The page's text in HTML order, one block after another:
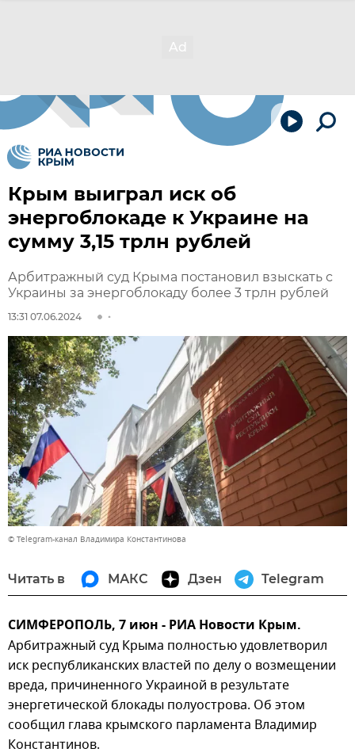
Крым выиграл иск об
энергоблокаде к Украине на
сумму 3,15 трлн рублей
Арбитражный суд Крыма постановил взыскать с
Украины за энергоблокаду более 3 трлн рублей
13:31 07.06.2024
© Telegram-канал Владимира Константинова
Читать в МАКС Дзен Telegram
СИМФЕРОПОЛЬ, 7 июн - РИА Новости Крым.
Арбитражный суд Крыма полностью удовлетворил
иск республиканских властей по делу о возмещении
вреда, причиненного Украиной в результате
энергетической блокады полуострова. Об этом
сообщил глава крымского парламента Владимир
Константинов.